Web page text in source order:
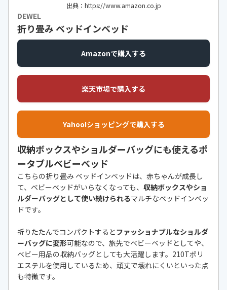
出典：https://www.amazon.co.jp
DEWEL
折り畳み ベッドインベッド
Amazonで購入する
楽天市場で購入する
Yahoo!ショッピングで購入する
収納ボックスやショルダーバッグにも使えるポ
ータブルベビーベッド
こちらの折り畳み ベッドインベッドは、赤ちゃんが成長し
て、ベビーベッドがいらなくなっても、 収納ボックスやショ
ルダーバッグとして使い続けられるマルチなベッドインベッ
ドです。
折りたたんでコンパクトするとファッショナブルなショルダ
ーバッグに変形可能なので、旅先でベビーベッドとしてや、
ベビー用品の収納バッグとしても大活躍します。210Tポリ
エステルを使用しているため、頑丈で壊れにくいといった点
も特徴です。